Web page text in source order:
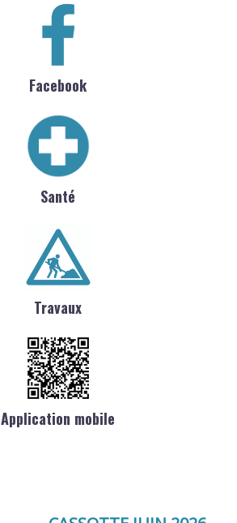
Facebook
Santé
Travaux
Application mobile